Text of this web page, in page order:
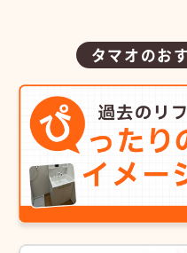
タマオのお